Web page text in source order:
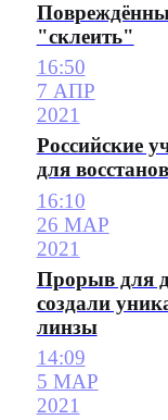
"склеить"
16:50
7 АПР
2021
Российские
для
16:10
26 МАР
2021
Прорыв для
создали
линзы
14:09
5 МАР
2021